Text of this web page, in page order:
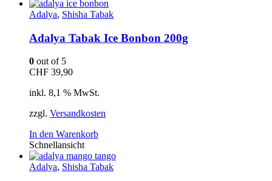
Adalya, Shisha Tabak
Adalya Tabak Ice Bonbon 200g
0 out of 5
CHF 39,90
inkl. 8,1 % MwSt.
zzgl. Versandkosten
In den Warenkorb
Schnellansicht
Adalya, Shisha Tabak